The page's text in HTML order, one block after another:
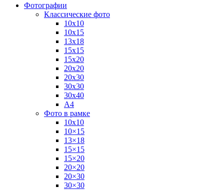
Фотографии
Классические фото
10х10
10х15
13х18
15х15
15х20
20х20
20х30
30х30
30х40
А4
Фото в рамке
10х10
10×15
13×18
15×15
15×20
20×20
20×30
30×30